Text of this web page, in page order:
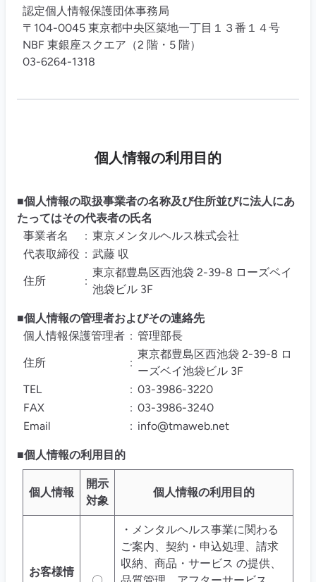
認定個人情報保護団体事務局
〒104-0045 東京都中央区築地一丁目１３番１４号
NBF 東銀座スクエア（2 階・5 階）
03-6264-1318
個人情報の利用目的
■個人情報の取扱事業者の名称及び住所並びに法人にあ
たってはその代表者の氏名
事業者名
: 東京メンタルヘルス株式会社
代表取締役 : 武藤 収
住所
:
東京都豊島区西池袋 2-39-8 ローズベイ
池袋ビル 3F
■個人情報の管理者およびその連絡先
個人情報保護管理者 : 管理部長
住所
:
東京都豊島区西池袋 2-39-8 ロ
ーズベイ池袋ビル 3F
TEL
: 03-3986-3220
FAX
: 03-3986-3240
Email
: info@tmaweb.net
■個人情報の利用目的
個人情報
開示
対象
個人情報の利用目的
お客様情
・メンタルヘルス事業に関わる
ご案内、契約・申込処理、請求
収納、商品・サービス の提供、